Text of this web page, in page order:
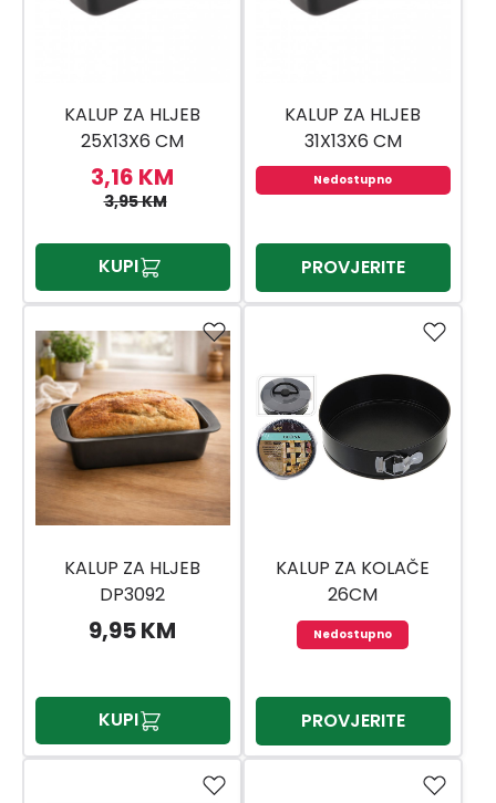
KALUP ZA HLJEB
25X13X6 CM
3,16 KM
3,95 KM
KUPI
KALUP ZA HLJEB
31X13X6 CM
Nedostupno
PROVJERITE
KALUP ZA HLJEB
DP3092
9,95 KM
KUPI
KALUP ZA KOLAČE
26CM
Nedostupno
PROVJERITE